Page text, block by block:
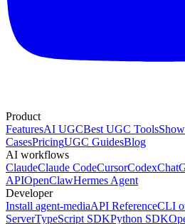
Product
FeaturesAI UGCBest UGC Tools
CasesPricingUGC GuidesBlog
AI workflows
ClaudeClaude CodeCursorCodex
APIOpenClawHermes Agent
Developer
Install agent-mediaAPI ReferenceCLI
ServerTypeScript SDKPython SDK